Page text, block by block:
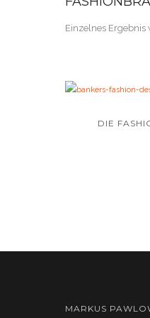
Einzelnes
DIE
MARKUS